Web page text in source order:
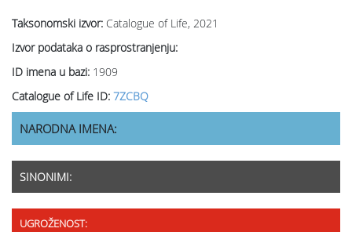
Taksonomski izvor: Catalogue of Life, 2021
Izvor podataka o rasprostranjenju:
ID imena u bazi: 1909
Catalogue of Life ID: 7ZCBQ
NARODNA IMENA:
SINONIMI:
UGROŽENOST: